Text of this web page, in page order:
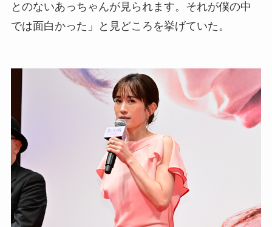
とのないあっちゃんが見られます。それが僕の中
では面白かった」と見どころを挙げていた。